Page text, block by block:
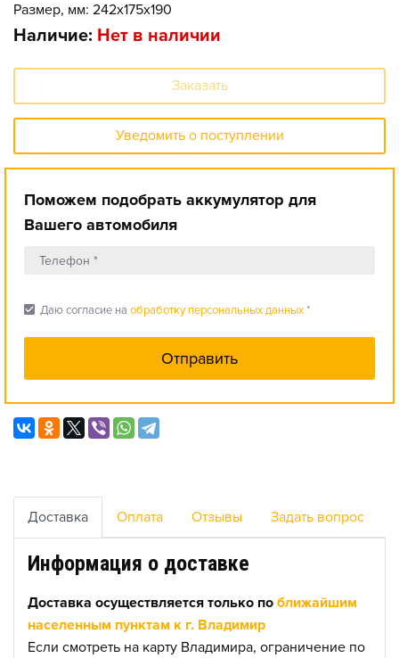
Размер, мм: 242x175x190
Наличие: Нет в наличии
Заказать
Уведомить о поступлении
Поможем подобрать аккумулятор для
Вашего автомобиля
check_box Даю согласие на обработку персональных данных*
Доставка Оплата Отзывы Задать вопрос
Информация о доставке
Доставка осуществляется только по ближайшим
населенным пунктам к г. Владимир
Если смотреть на карту Владимира, ограничение по